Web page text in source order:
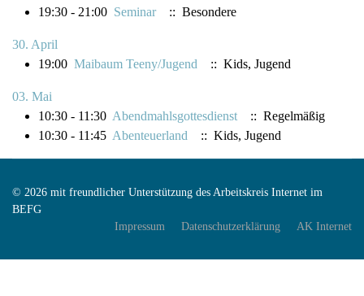
19:30 - 21:00 Seminar :: Besondere
30. April
19:00 Maibaum Teeny/Jugend :: Kids, Jugend
03. Mai
10:30 - 11:30 Abendmahlsgottesdienst
:: Regelmäßig
10:30 - 11:45 Abenteuerland :: Kids, Jugend
© 2026 mit freundlicher Unterstützung des Arbeitskreis Internet im
BEFG
Impressum
Datenschutzerklärung AK Internet